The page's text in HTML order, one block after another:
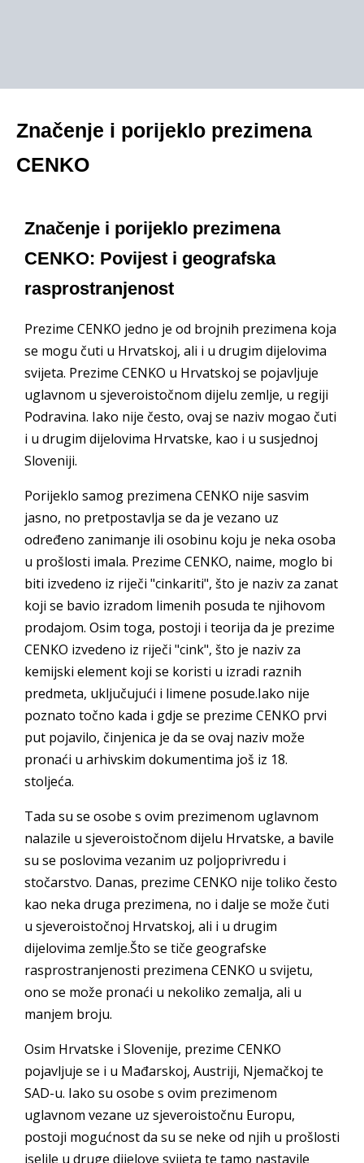
Značenje i porijeklo prezimena
CENKO
Značenje i porijeklo prezimena
CENKO: Povijest i geografska
rasprostranjenost
Prezime CENKO jedno je od brojnih prezimena koja
se mogu čuti u Hrvatskoj, ali i u drugim dijelovima
svijeta. Prezime CENKO u Hrvatskoj se pojavljuje
uglavnom u sjeveroistočnom dijelu zemlje, u regiji
Podravina. Iako nije često, ovaj se naziv mogao čuti
i u drugim dijelovima Hrvatske, kao i u susjednoj
Sloveniji.
Porijeklo samog prezimena CENKO nije sasvim
jasno, no pretpostavlja se da je vezano uz
određeno zanimanje ili osobinu koju je neka osoba
u prošlosti imala. Prezime CENKO, naime, moglo bi
biti izvedeno iz riječi "cinkariti", što je naziv za zanat
koji se bavio izradom limenih posuda te njihovom
prodajom. Osim toga, postoji i teorija da je prezime
CENKO izvedeno iz riječi "cink", što je naziv za
kemijski element koji se koristi u izradi raznih
predmeta, uključujući i limene posude.Iako nije
poznato točno kada i gdje se prezime CENKO prvi
put pojavilo, činjenica je da se ovaj naziv može
pronaći u arhivskim dokumentima još iz 18.
stoljeća.
Tada su se osobe s ovim prezimenom uglavnom
nalazile u sjeveroistočnom dijelu Hrvatske, a bavile
su se poslovima vezanim uz poljoprivredu i
stočarstvo. Danas, prezime CENKO nije toliko često
kao neka druga prezimena, no i dalje se može čuti
u sjeveroistočnoj Hrvatskoj, ali i u drugim
dijelovima zemlje.Što se tiče geografske
rasprostranjenosti prezimena CENKO u svijetu,
ono se može pronaći u nekoliko zemalja, ali u
manjem broju.
Osim Hrvatske i Slovenije, prezime CENKO
pojavljuje se i u Mađarskoj, Austriji, Njemačkoj te
SAD-u. Iako su osobe s ovim prezimenom
uglavnom vezane uz sjeveroistočnu Europu,
postoji mogućnost da su se neke od njih u prošlosti
iselile u druge dijelove svijeta te tamo nastavile